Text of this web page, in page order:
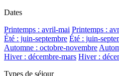
Dates
Printemps : avril-mai Printemps :
Été : juin-septembre Été : juin-
Automne : octobre-novembre
Hiver : décembre-mars Hiver :
Types de séjour